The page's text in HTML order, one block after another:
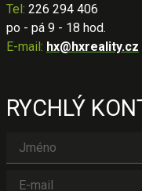
Tel: 226 294 406
po - pá 9 - 18 hod.
E-mail: hx@hxreality.cz
RYCHLÝ